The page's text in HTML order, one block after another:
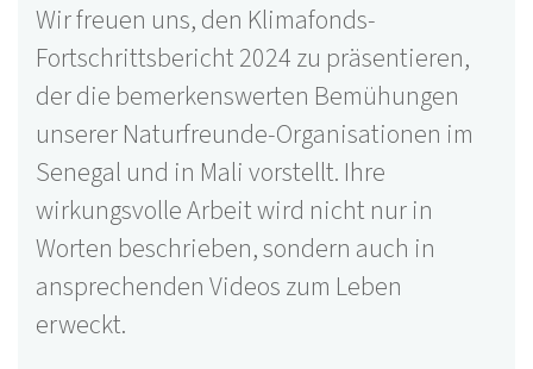
125 Aktivitäten
Mehr erfahren...
Wir freuen uns, den Klimafonds-
Fortschrittsbericht 2024 zu präsentieren,
der die bemerkenswerten Bemühungen
unserer Naturfreunde-Organisationen im
Senegal und in Mali vorstellt. Ihre
wirkungsvolle Arbeit wird nicht nur in
Worten beschrieben, sondern auch in
ansprechenden Videos zum Leben
erweckt.